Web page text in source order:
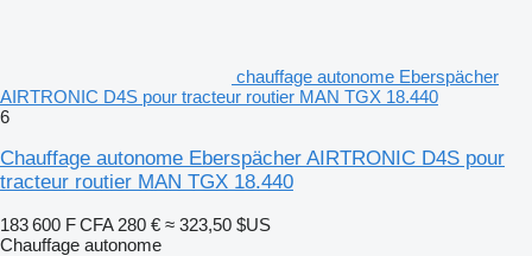
chauffage autonome Eberspächer
AIRTRONIC D4S pour tracteur routier MAN TGX 18.440
6
Chauffage autonome Eberspächer AIRTRONIC D4S pour
tracteur routier MAN TGX 18.440
183 600 F CFA 280 € ≈ 323,50 $US
Chauffage autonome